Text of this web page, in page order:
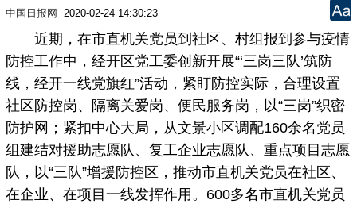
中国日报网 2020-02-24 14:30:23
近期，在市直机关党员到社区、村组报到参与疫情
防控工作中，经开区党工委创新开展“‘三岗三队’筑防
线，经开一线党旗红”活动，紧盯防控实际，合理设置
社区防控岗、隔离关爱岗、便民服务岗，以“三岗”织密
防护网；紧扣中心大局，从文景小区调配160余名党员
组建结对援助志愿队、复工企业志愿队、重点项目志愿
队，以“三队”增援防控区，推动市直机关党员在社区、
在企业、在项目一线发挥作用。600多名市直机关党员